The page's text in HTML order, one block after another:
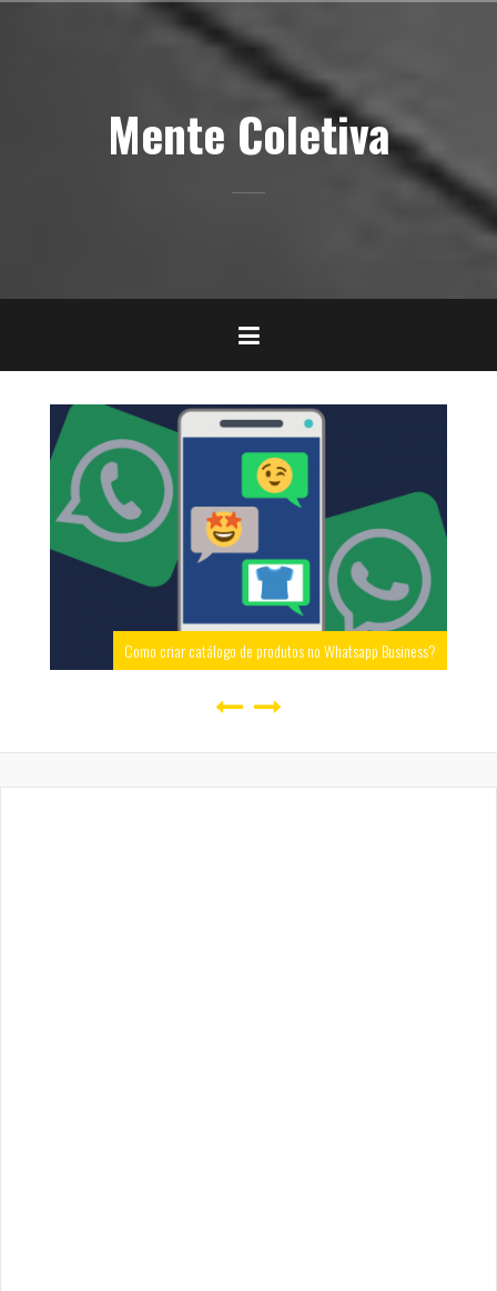
Mente Coletiva
Como criar catálogo de produtos no Whatsapp Business?